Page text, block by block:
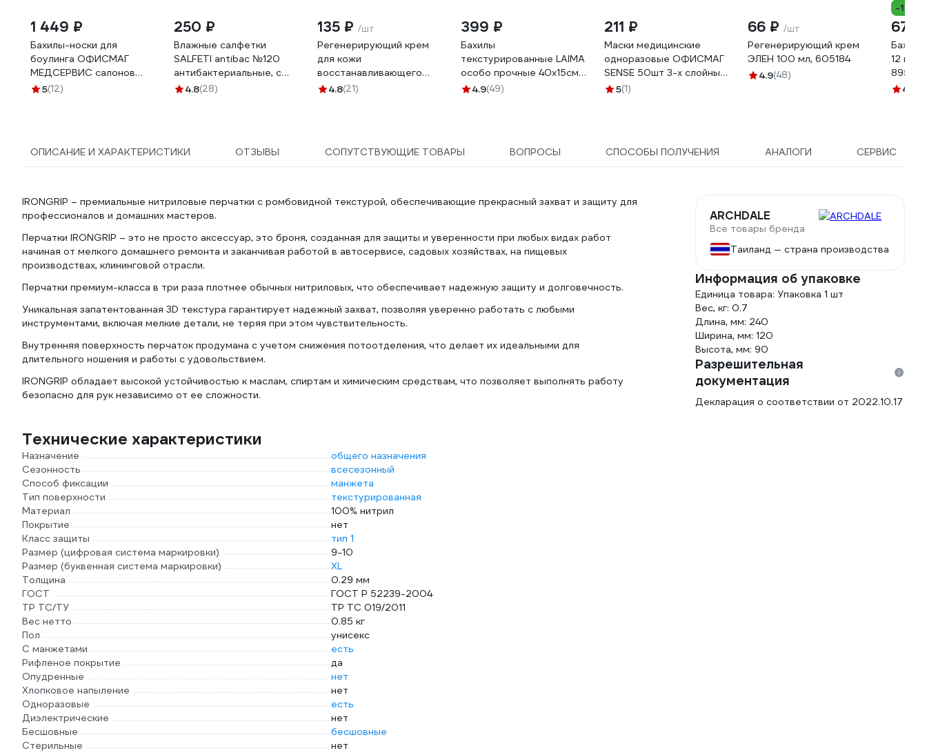
1 449 ₽
Бахилы-носки для
боулинга ОФИСМАГ
МЕДСЕРВИС салонов
красоты и медицины, 500
5(12)
250 ₽
Влажные салфетки
SALFETI antibac №120
антибактериальные, с
клапаном 30646
4.8(28)
135 ₽ /шт
Регенерирующий крем
для кожи
восстанавливающего
действия Алфавит
4.8(21)
399 ₽
Бахилы
текстурированные LAIMA
особо прочные 40x15см,
100шт (50пар) 90мкм, 6г,
4.9(49)
211 ₽
Маски медицинские
одноразовые ОФИСМАГ
SENSE 50шт 3-х слойные,
голубые, фильтр
5(1)
66 ₽ /шт
Регенерирующий крем
ЭЛЕН 100 мл, 605184
4.9(48)
-17%
67 ₽
12
89551
4.3
ОПИСАНИЕ И ХАРАКТЕРИСТИКИ ОТЗЫВЫ СОПУТСТВУЮЩИЕ ТОВАРЫ ВОПРОСЫ СПОСОБЫ ПОЛУЧЕНИЯ АНАЛОГИ СЕРВИС
IRONGRIP – премиальные нитриловые перчатки с ромбовидной текстурой, обеспечивающие прекрасный захват и защиту для
профессионалов и домашних мастеров.
Перчатки IRONGRIP – это не просто аксессуар, это броня, созданная для защиты и уверенности при любых видах работ
начиная от мелкого домашнего ремонта и заканчивая работой в автосервисе, садовых хозяйствах, на пищевых
производствах, клининговой отрасли.
Перчатки премиум-класса в три раза плотнее обычных нитриловых, что обеспечивает надежную защиту и долговечность.
Уникальная запатентованная 3D текстура гарантирует надежный захват, позволяя уверенно работать с любыми
инструментами, включая мелкие детали, не теряя при этом чувствительность.
Внутренняя поверхность перчаток продумана с учетом снижения потоотделения, что делает их идеальными для
длительного ношения и работы с удовольствием.
IRONGRIP обладает высокой устойчивостью к маслам, спиртам и химическим средствам, что позволяет выполнять работу
безопасно для рук независимо от ее сложности.
Технические характеристики
Назначение
общего назначения
Сезонность
всесезонный
Способ фиксации
манжета
Тип поверхности
текстурированная
Материал
100% нитрил
Покрытие
нет
Класс защиты
тип 1
Размер (цифровая система маркировки)
9-10
Размер (буквенная система маркировки)
XL
Толщина
0.29 мм
ГОСТ
ГОСТ Р 52239-2004
ТР ТС/ТУ
ТР ТС 019/2011
Вес нетто
0.85 кг
Пол
унисекс
С манжетами
есть
Рифленое покрытие
да
Опудренные
нет
Хлопковое напыление
нет
Одноразовые
есть
Диэлектрические
нет
Бесшовные
бесшовные
Стерильные
нет
ARCHDALE
Все товары бренда
Таиланд — страна производства
Информация об упаковке
Единица товара: Упаковка 1 шт
Вес, кг: 0.7
Длина, мм: 240
Ширина, мм: 120
Высота, мм: 90
Разрешительная
документация
Декларация о соответствии от 2022.10.17